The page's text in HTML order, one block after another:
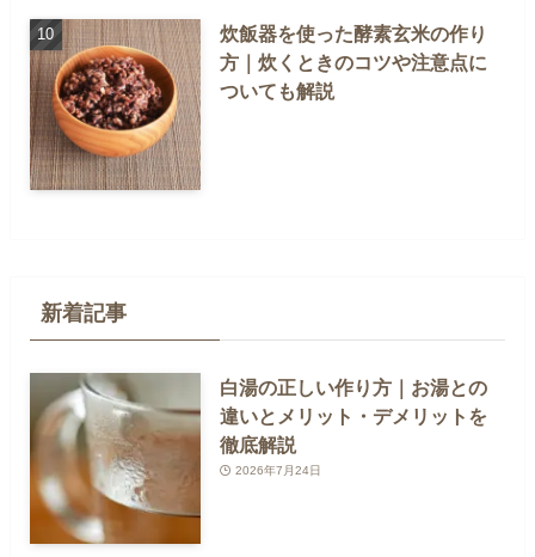
炊飯器を使った酵素玄米の作り
方｜炊くときのコツや注意点に
ついても解説
新着記事
白湯の正しい作り方｜お湯との
違いとメリット・デメリットを
徹底解説
2026年7月24日